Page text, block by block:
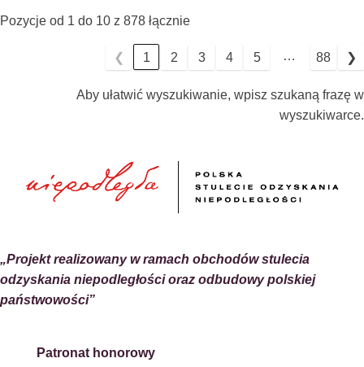
Pozycje od 1 do 10 z 878 łącznie
❮ 1 2 3 4 5 … 88 ❯
Aby ułatwić wyszukiwanie, wpisz szukaną frazę w
wyszukiwarce.
„Projekt realizowany w ramach obchodów stulecia
odzyskania niepodległości oraz odbudowy polskiej
państwowości”
Patronat honorowy